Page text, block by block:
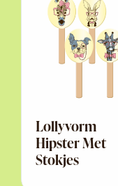
Lollyvorm
Hipster Met
Stokjes